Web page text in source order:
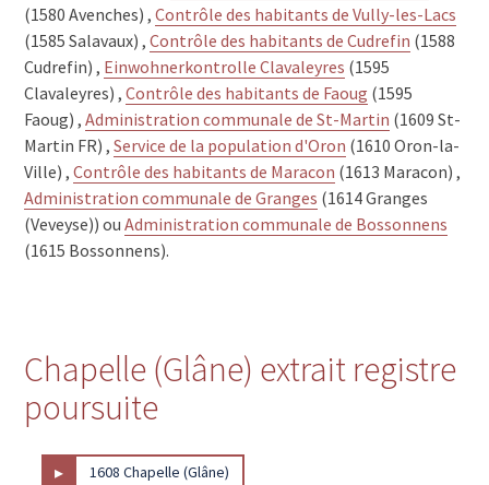
(1580 Avenches) ,Contrôle des habitants de Vully-les-Lacs
(1585 Salavaux) ,Contrôle des habitants de Cudrefin (1588
Cudrefin) , Einwohnerkontrolle Clavaleyres (1595
Clavaleyres) ,Contrôle des habitants de Faoug (1595
Faoug) ,Administration communale de St-Martin (1609 St-
Martin FR) ,Service de la population d'Oron (1610 Oron-la-
Ville) ,Contrôle des habitants de Maracon (1613 Maracon) ,
Administration communale de Granges (1614 Granges
(Veveyse)) ouAdministration communale de Bossonnens
(1615 Bossonnens).
Chapelle (Glâne) extrait registre
poursuite
▸ 1608 Chapelle (Glâne)